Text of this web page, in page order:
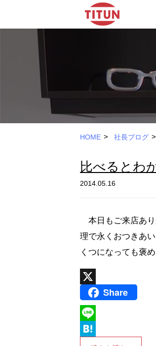
HOME > 社長ブログ >
比べるとわ
2014.05.16
本日もご来店あ
理で永くおつきあ
くつになっても褒
Share
L